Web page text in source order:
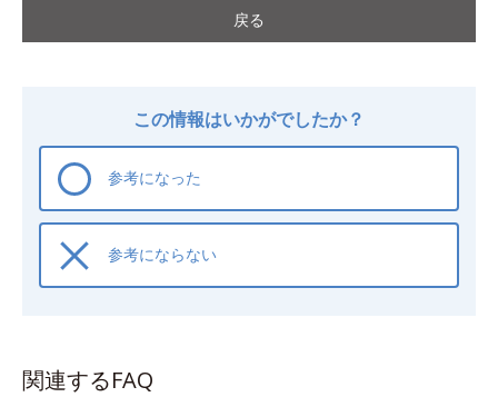
戻る
この情報はいかがでしたか？
参考になった
参考にならない
関連するFAQ